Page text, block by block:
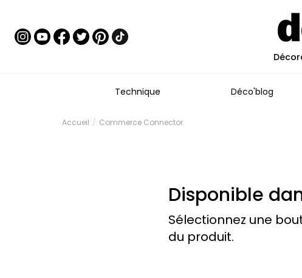
Technique Déco'blog
Accueil Commerce Connector
Disponible
Sélectionnez une
du produit.